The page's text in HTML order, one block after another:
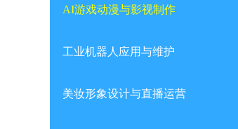
AI游戏动漫与影视制作
工业机器人应用与维护
美妆形象设计与直播运营